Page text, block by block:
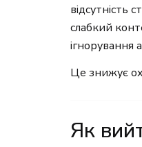
відсутність
слабкий
ігнорування
Це знижує
Як